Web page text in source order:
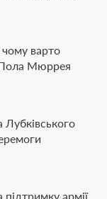
чому варто
Мюррея
армії